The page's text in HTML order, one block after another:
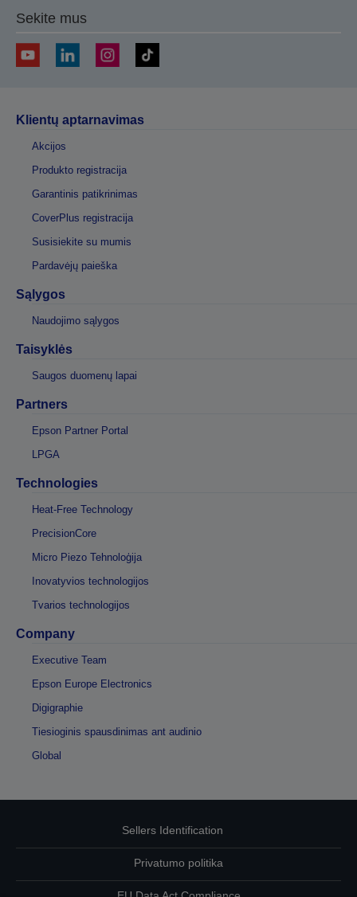
Sekite mus
Klientų aptarnavimas
Akcijos
Produkto registracija
Garantinis patikrinimas
CoverPlus registracija
Susisiekite su mumis
Pardavėjų paieška
Sąlygos
Naudojimo sąlygos
Taisyklės
Saugos duomenų lapai
Partners
Epson Partner Portal
LPGA
Technologies
Heat-Free Technology
PrecisionCore
Micro Piezo Tehnoloģija
Inovatyvios technologijos
Tvarios technologijos
Company
Executive Team
Epson Europe Electronics
Digigraphie
Tiesioginis spausdinimas ant audinio
Global
Sellers Identification
Privatumo politika